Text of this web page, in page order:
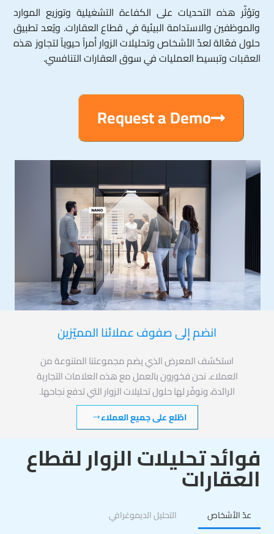
وتؤثّر هذه التحديات على الكفاءة التشغيلية وتوزيع الموارد
والموظفين والاستدامة البيئية في قطاع العقارات. ويُعد تطبيق
حلول فعّالة لعدّ الأشخاص وتحليلات الزوار أمراً حيوياً لتجاوز هذه
العقبات وتبسيط العمليات في سوق العقارات التنافسي.
Request a Demo
انضم إلى صفوف عملائنا المميّزين
استكشف المعرض الذي يضم مجموعتنا المتنوعة من
العملاء. نحن فخورون بالعمل مع هذه العلامات التجارية
الرائدة، ونوفّر لها حلول تحليلات الزوار التي تدفع نجاحها.
اطّلع على جميع العملاء
فوائد تحليلات الزوار لقطاع
العقارات
عدّ الأشخاص التحليل الديموغرافي